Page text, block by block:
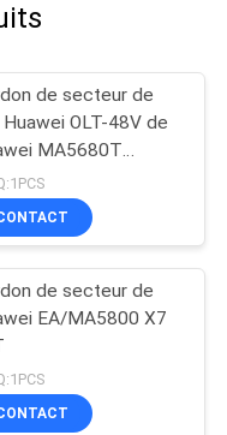
de secteur de
Huawei OLT-48V de
MA5680T
de secteur de
EA/MA5800 X7